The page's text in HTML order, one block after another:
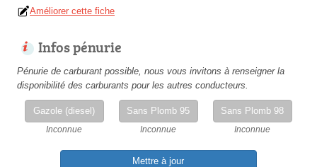
Améliorer cette fiche
Infos pénurie
Pénurie de carburant possible, nous vous invitons à renseigner la
disponibilité des carburants pour les autres conducteurs.
Gazole (diesel)
Inconnue
Sans Plomb 95
Inconnue
Sans Plomb 98
Inconnue
Mettre à jour